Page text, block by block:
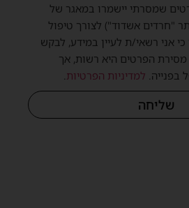
שמסרתי יישמרו במאגר של
"חרדים אשדוד") לצורך טיפול
כי אני רשאי/ת לעיין במידע, לבקש
מסירת הפרטים היא רשות, אך
בפנייה. למדיניות הפרטיות.
שליחה